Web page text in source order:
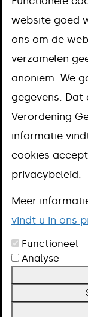
Vergunning
Wilt u een
Dan heeft
vraagt de
gemeente.
website goed
ons om de
verzamelen
anoniem. We
gegevens. Dat
Verordening
informatie
cookies
privacybeleid.
Meer
vindt u in ons
Functioneel
Analyse